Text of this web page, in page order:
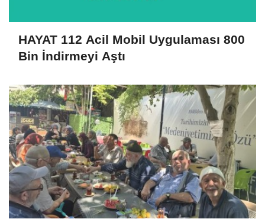
HAYAT 112 Acil Mobil Uygulaması 800
Bin İndirmeyi Aştı